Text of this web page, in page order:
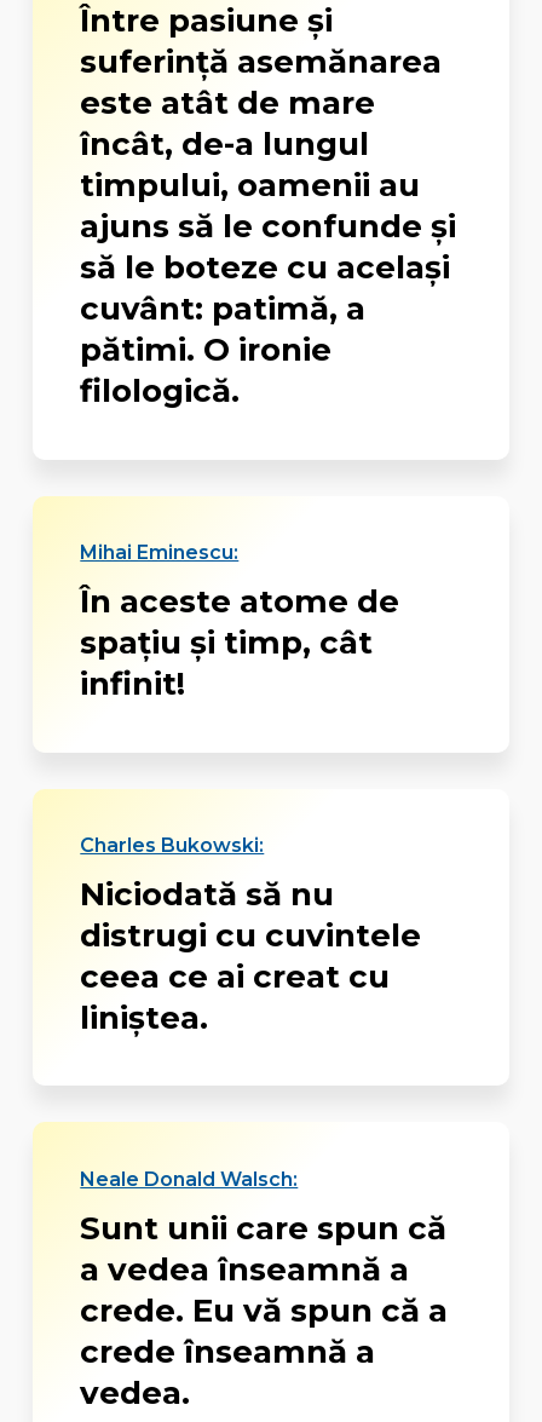
Între pasiune şi
suferinţă asemănarea
este atât de mare
încât, de-a lungul
timpului, oamenii au
ajuns să le confunde şi
să le boteze cu acelaşi
cuvânt: patimă, a
pătimi. O ironie
filologică.
Mihai Eminescu:
În aceste atome de
spațiu și timp, cât
infinit!
Charles Bukowski:
Niciodată să nu
distrugi cu cuvintele
ceea ce ai creat cu
liniştea.
Neale Donald Walsch:
Sunt unii care spun că
a vedea înseamnă a
crede. Eu vă spun că a
crede înseamnă a
vedea.